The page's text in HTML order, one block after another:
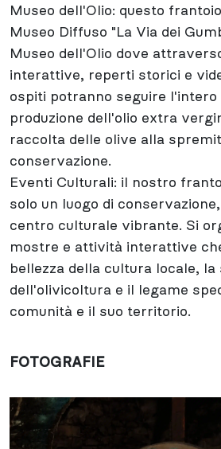
Museo dell'Olio: questo
Museo Diffuso "La Via dei
Museo dell'Olio dove
interattive, reperti storici e
ospiti potranno seguire l'intero
produzione dell'olio extra
raccolta delle olive alla
conservazione.
Eventi Culturali: il nostro
solo un luogo di
centro culturale vibrante. Si
mostre e attività interattive
bellezza della cultura locale, la
dell'olivicoltura e il legame
comunità e il suo territorio.
FOTOGRAFIE